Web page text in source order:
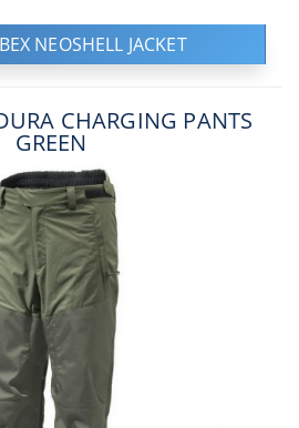
NEOSHELL JACKET
CHARGING PANTS
GREEN